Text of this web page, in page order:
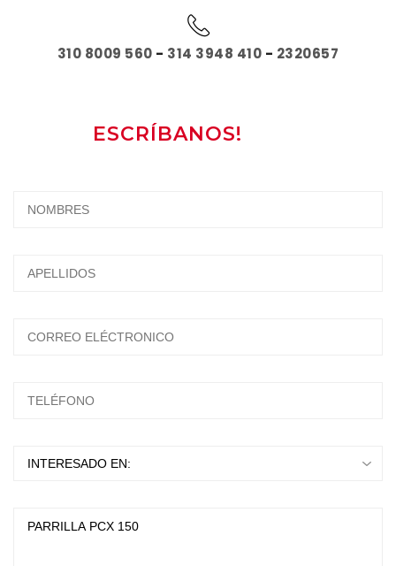
310 8009 560 - 314 3948 410 - 2320657
ESCRÍBANOS!